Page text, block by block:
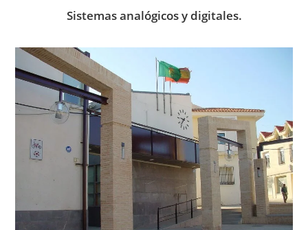
Sistemas analógicos y digitales.